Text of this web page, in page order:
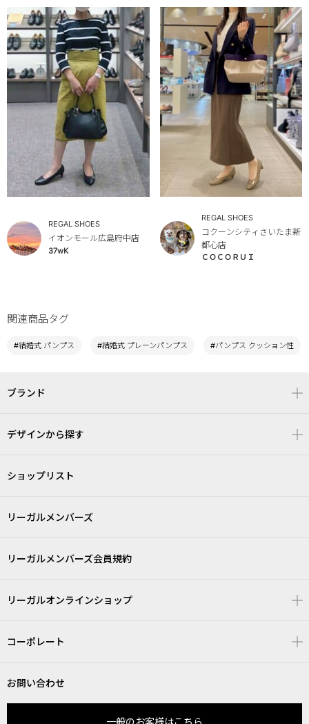
REGAL SHOES
イオンモール広島府中店
37wK
REGAL SHOES
コクーンシティさいたま新
都心店
ＣＯＣＯＲＵＩ
関連商品タグ
#結婚式 パンプス #結婚式 プレーンパンプス #パンプス クッション性
ブランド
デザインから探す
ショップリスト
リーガルメンバーズ
リーガルメンバーズ会員規約
リーガルオンラインショップ
コーポレート
お問い合わせ
一般のお客様はこちら